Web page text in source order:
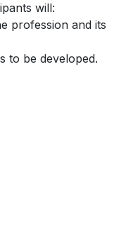
will:
profession and its
to be developed.